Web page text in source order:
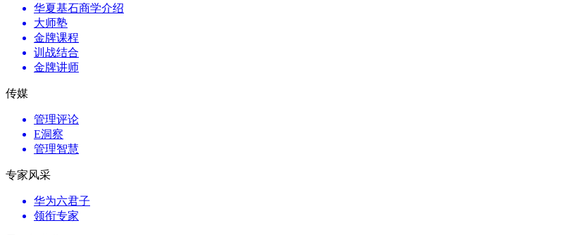
华夏基石商学介绍
大师塾
金牌课程
训战结合
金牌讲师
传媒
管理评论
E洞察
管理智慧
专家风采
华为六君子
领衔专家